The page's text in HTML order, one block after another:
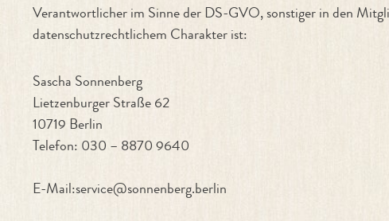
Verantwortlicher im Sinne der DS-GVO, sonstiger in den
datenschutzrechtlichem Charakter ist:
Sascha Sonnenberg
Lietzenburger Straße 62
10719 Berlin
Telefon: 030 – 8870 9640
E-Mail:service@sonnenberg.berlin